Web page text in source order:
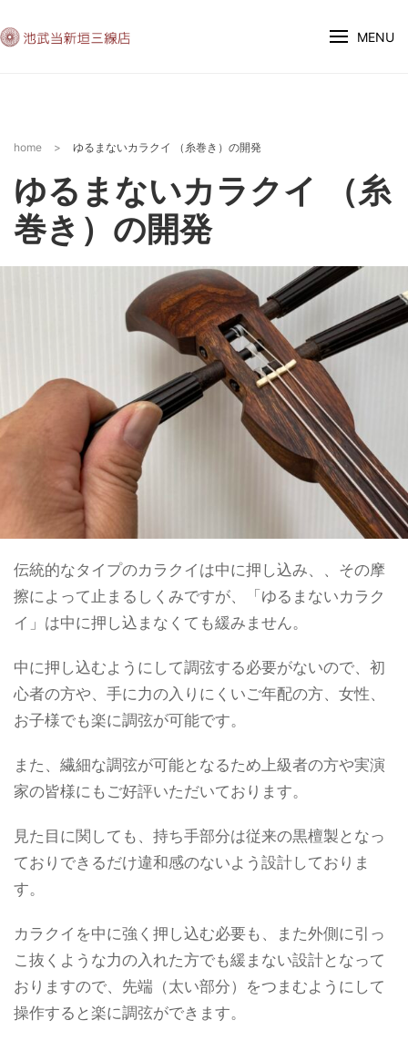
MENU
home > ゆるまないカラクイ （糸巻き）の開発
ゆるまないカラクイ （糸
巻き）の開発
伝統的なタイプのカラクイは中に押し込み、、その摩
擦によって止まるしくみですが、「ゆるまないカラク
イ」は中に押し込まなくても緩みません。
中に押し込むようにして調弦する必要がないので、初
心者の方や、手に力の入りにくいご年配の方、女性、
お子様でも楽に調弦が可能です。
また、繊細な調弦が可能となるため上級者の方や実演
家の皆様にもご好評いただいております。
見た目に関しても、持ち手部分は従来の黒檀製となっ
ておりできるだけ違和感のないよう設計しておりま
す。
カラクイを中に強く押し込む必要も、また外側に引っ
こ抜くような力の入れた方でも緩まない設計となって
おりますので、先端（太い部分）をつまむようにして
操作すると楽に調弦ができます。